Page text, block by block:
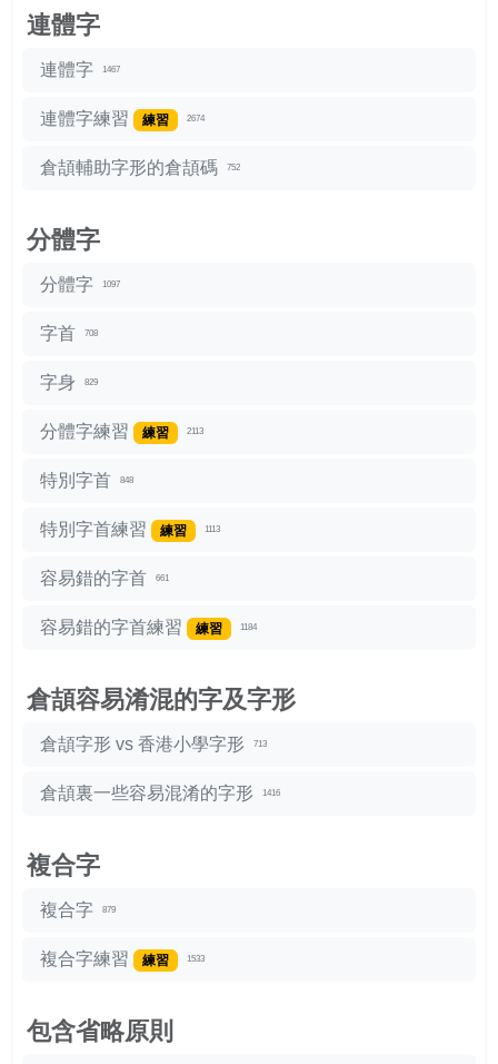
連體字
連體字 1467
連體字練習 練習 2674
倉頡輔助字形的倉頡碼 752
分體字
分體字 1097
字首 708
字身 829
分體字練習 練習 2113
特別字首 848
特別字首練習 練習 1113
容易錯的字首 661
容易錯的字首練習 練習 1184
倉頡容易淆混的字及字形
倉頡字形 vs 香港小學字形 713
倉頡裏一些容易混淆的字形 1416
複合字
複合字 879
複合字練習 練習 1533
包含省略原則